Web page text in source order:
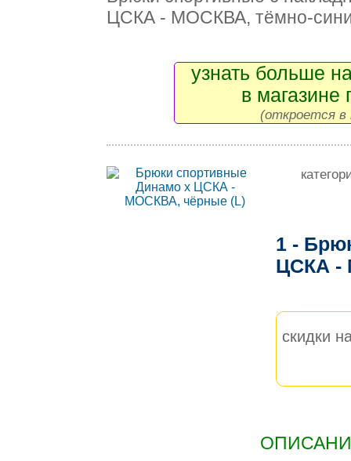
ЦСКА - МОСКВА, тёмно-
узнать больше
в магазине
(откроется в
1 -
ЦСКА -
скидки